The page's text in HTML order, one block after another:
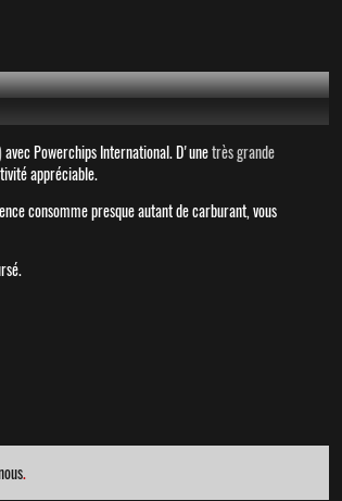
avec Powerchips International. D'unetrès grande
appréciable.
consomme presque autant de carburant, vous
.